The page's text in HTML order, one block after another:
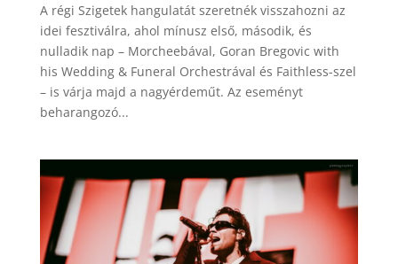
A régi Szigetek hangulatát szeretnék visszahozni az
idei fesztiválra, ahol mínusz első, második, és
nulladik nap – Morcheebával, Goran Bregovic with
his Wedding & Funeral Orchestrával és Faithless-szel
– is várja majd a nagyérdeműt. Az eseményt
beharangozó...